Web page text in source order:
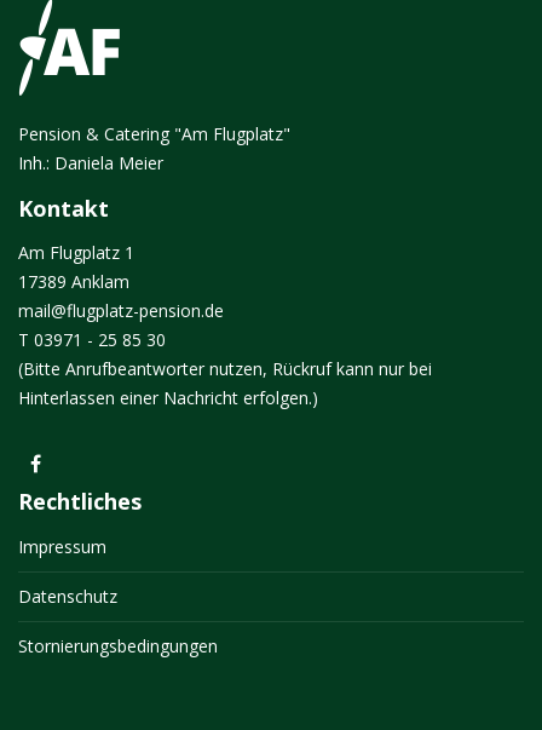
Pension & Catering "Am Flugplatz"
Inh.: Daniela Meier
Kontakt
Am Flugplatz 1
17389 Anklam
mail@flugplatz-pension.de
T 03971 - 25 85 30
(Bitte Anrufbeantworter nutzen, Rückruf kann nur bei
Hinterlassen einer Nachricht erfolgen.)
Rechtliches
Impressum
Datenschutz
Stornierungsbedingungen